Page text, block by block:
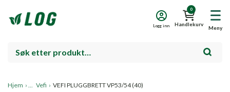
Meny
0
Handlekurv
Logg inn
Hjem › Vefi › VEFI PLUGGBRETT VP53/54 (40)